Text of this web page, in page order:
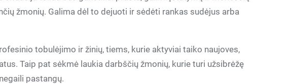
žmonių. Galima dėl to dejuoti ir sėdėti rankas sudėjus arba
tobulėjimo ir žinių, tiems, kurie aktyviai taiko naujoves,
Taip pat sėkmė laukia darbščių žmonių, kurie turi užsibrėžę
pastangų.